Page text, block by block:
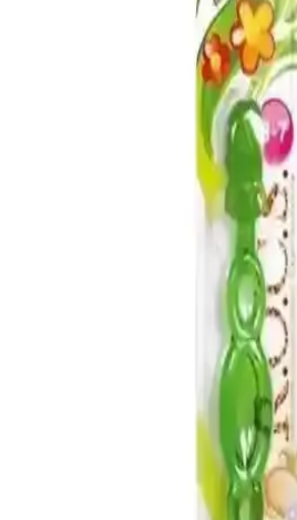
Zanaat Silver 925 Ayar Gümüş
Küpesi 14K Altın Kaplama ve
925 ayar gümüş ve 14K altın kaplama
ve dayanıklılığıyla öne çıkar. Küçük
Su Bazlı Çocuk Oje
Avantajları Hakkında Bilgi
Sağlığa zararlı kimyasallar içermeyen
çıkarılabilir özellikleriyle ebeveynlerin
Kulaktan Ateş Ölçer Seçerken
Gerekenler ve En İyi Modeller
Doğru ve güvenilir kulaktan ateş ölçer
modeller ve kullanım önerileri ile
Çocuk Telsizi Nedir ve Güvenli